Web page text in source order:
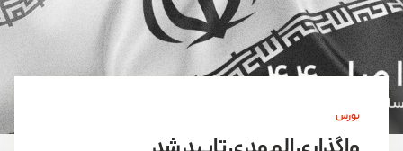
بورس